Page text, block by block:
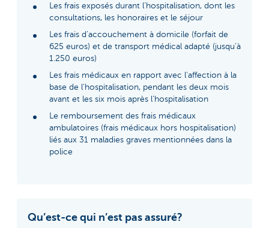
Les frais exposés durant l’hospitalisation, dont les
consultations, les honoraires et le séjour
Les frais d’accouchement à domicile (forfait de
625 euros) et de transport médical adapté (jusqu’à
1.250 euros)
Les frais médicaux en rapport avec l'affection à la
base de l'hospitalisation, pendant les deux mois
avant et les six mois après l’hospitalisation
Le remboursement des frais médicaux
ambulatoires (frais médicaux hors hospitalisation)
liés aux 31 maladies graves mentionnées dans la
police
Qu’est-ce qui n’est pas assuré?